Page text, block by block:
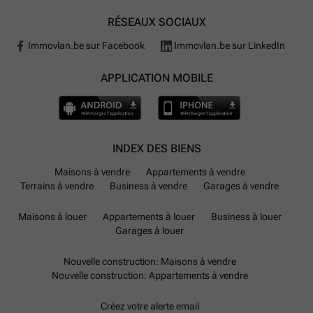
RÉSEAUX SOCIAUX
Immovlan.be sur Facebook Immovlan.be sur LinkedIn
APPLICATION MOBILE
INDEX DES BIENS
Maisons à vendre
Appartements à vendre
Terrains à vendre
Business à vendre Garages à vendre
Maisons à louer Appartements à louer
Business à louer
Garages à louer
Nouvelle construction: Maisons à vendre
Nouvelle construction: Appartements à vendre
Créez votre alerte email